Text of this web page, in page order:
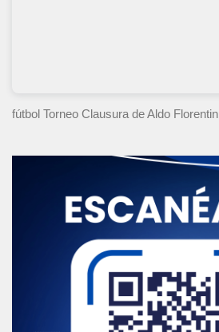
fútbol Torneo Clausura de Aldo Florentin